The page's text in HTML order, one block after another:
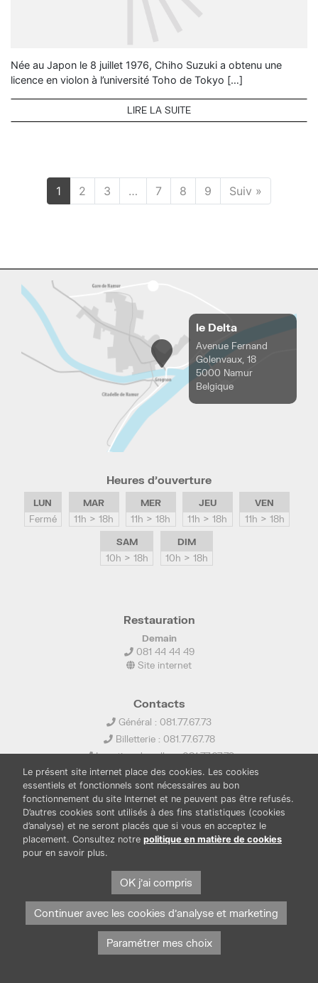
Née au Japon le 8 juillet 1976, Chiho Suzuki a obtenu une
licence en violon à l’université Toho de Tokyo […]
LIRE LA SUITE
1 2 3 … 7 8 9 Suiv »
le Delta
Avenue Fernand
Golenvaux, 18
5000 Namur
Belgique
Heures d’ouverture
LUN
Fermé
MAR
11h > 18h
MER
11h > 18h
JEU
11h > 18h
VEN
11h > 18h
SAM
10h > 18h
DIM
10h > 18h
Restauration
Demain
081 44 44 49
Site internet
Contacts
Général : 081.77.67.73
Billetterie : 081.77.67.78
Location de salles : 081.77.67.79
info@ledelta.be
BOUTIQUE
Protection des données et cookies
Mentions légales
Le présent site internet place des cookies. Les cookies
essentiels et fonctionnels sont nécessaires au bon
fonctionnement du site Internet et ne peuvent pas être refusés.
D’autres cookies sont utilisés à des fins statistiques (cookies
d’analyse) et ne seront placés que si vous en acceptez le
placement. Consultez notre politique en matière de cookies
pour en savoir plus.
OK j'ai compris
Continuer avec les cookies d'analyse et marketing
Paramétrer mes choix